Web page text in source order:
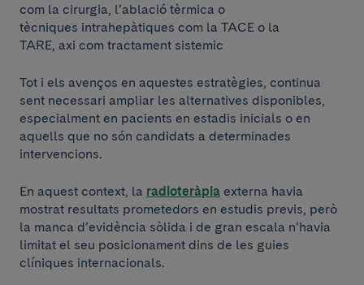
com la cirurgia, l’ablació tèrmica o
tècniques intrahepàtiques com la TACE o la
TARE, axi com tractament sistemic
Tot i els avenços en aquestes estratègies, continua
sent necessari ampliar les alternatives disponibles,
especialment en pacients en estadis inicials o en
aquells que no són candidats a determinades
intervencions.
En aquest context, la radioteràpia externa havia
mostrat resultats prometedors en estudis previs, però
la manca d’evidència sòlida i de gran escala n’havia
limitat el seu posicionament dins de les guies
clíniques internacionals.